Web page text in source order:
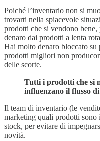
Poiché l’inventario non si
trovarti nella spiacevole
prodotti che si vendono
denaro dai prodotti a lenta
Hai molto denaro bloccato
prodotti migliori non
delle scorte.
Tutti i prodotti che si
influenzano il flusso
Il team di inventario (le
marketing quali prodotti sono
stock, per evitare di
novità.